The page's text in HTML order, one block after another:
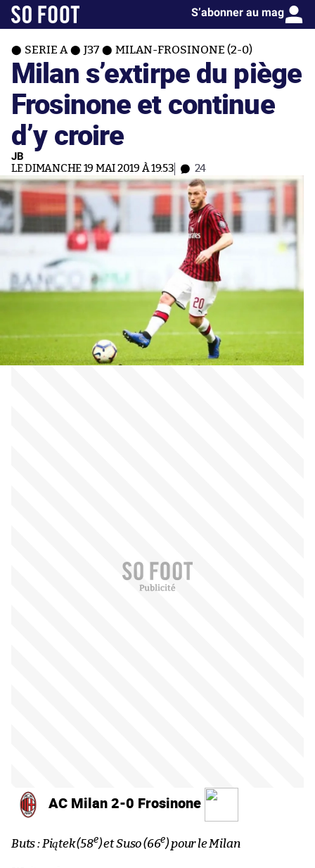
S’abonner au mag
SERIE A J37 MILAN-FROSINONE (2-0)
Milan s’extirpe du piège
Frosinone et continue
d’y croire
JB
LE DIMANCHE 19 MAI 2019 À 19:53 24
AC Milan 2-0 Frosinone
Buts : Piątek (58e) et Suso (66e) pour le Milan